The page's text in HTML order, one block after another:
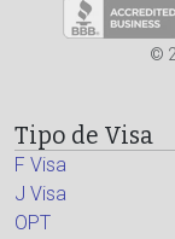
©
Tipo de Visa
F Visa
J Visa
OPT